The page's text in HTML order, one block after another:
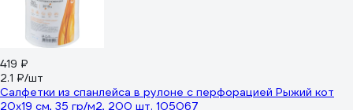
419 ₽
2.1 ₽/шт
Салфетки из спанлейса в рулоне с перфорацией Рыжий кот
20х19 см, 35 гр/м2, 200 шт. 105067